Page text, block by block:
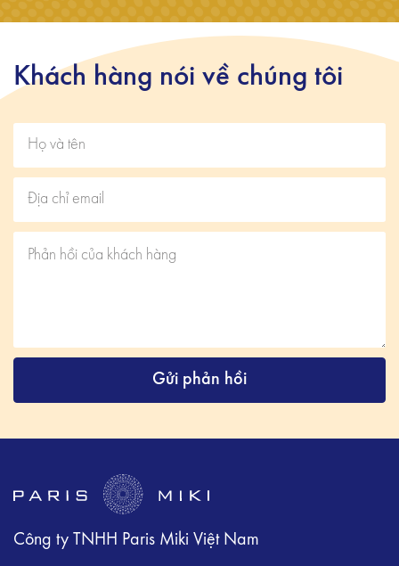
Khách hàng nói về chúng tôi
Gửi phản hồi
Công ty TNHH Paris Miki Việt Nam